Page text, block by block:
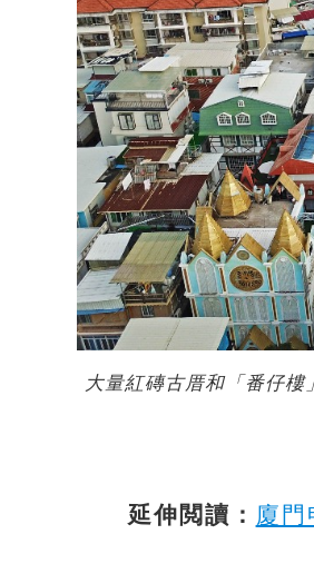
大量紅磚古厝和「番仔
延伸閲讀： 廈門